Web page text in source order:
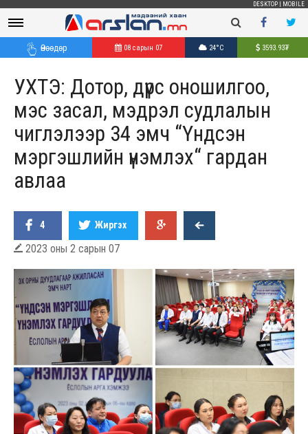
DESKTOP MOBILE
Өнөөдөр 08 сарын 07 24°C 3593.93₮
УХТЭ: Дотор, дүрс оношилгоо,
мэс засал, мэдрэл судлалын
чиглэлээр 34 эмч “Үндсэн
мэргэшлийн үнэмлэх“ гардан
авлаа
4 Жиргэх
 2023 оны 2 сарын 07